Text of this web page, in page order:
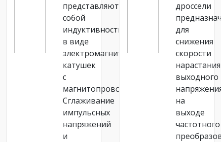
представляют
собой
индуктивность,
в виде
электромагнитных
катушек
с
магнитопроводами.
Сглаживание
импульсных
напряжений
и
дроссели
для
снижения
скорости
нарастания
выходного
на
выходе
частотного